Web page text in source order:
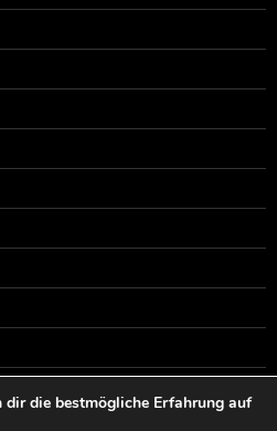
die bestmögliche Erfahrung auf